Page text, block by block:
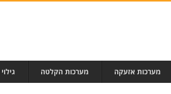
מערכות אזעקה מערכות הקלטה